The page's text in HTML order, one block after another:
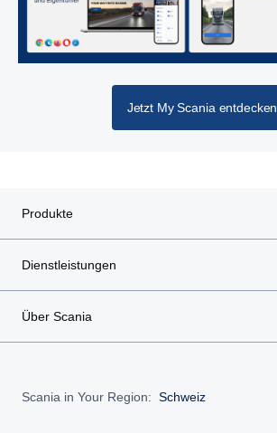
Jetzt My Scania entdecken
Produkte
Dienstleistungen
Über Scania
Scania in Your Region: Schweiz